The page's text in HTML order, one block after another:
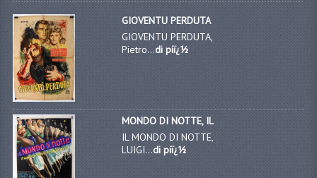
GIOVENTU PERDUTA
GIOVENTU PERDUTA,
Pietro...di piï¿½
MONDO DI NOTTE, IL
IL MONDO DI NOTTE,
LUIGI...di piï¿½